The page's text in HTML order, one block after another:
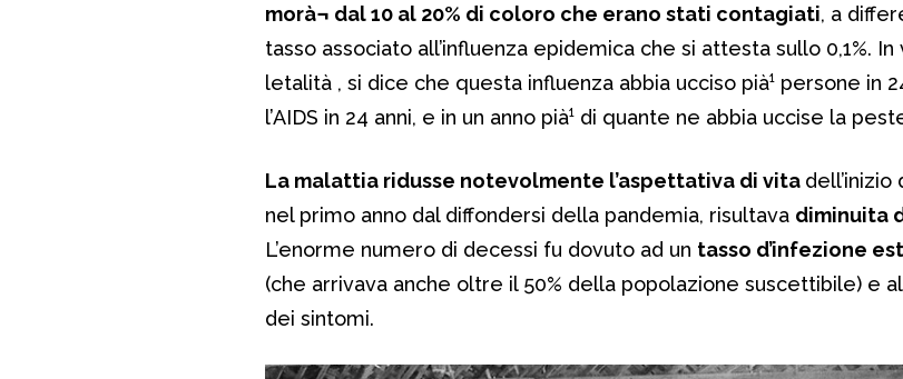
morà¬ dal 10 al 20% di coloro che erano stati contagiati, a
tasso associato all’influenza epidemica che si attesta sullo 0,1%. In
letalità , si dice che questa influenza abbia ucciso pià¹ persone in
l’AIDS in 24 anni, e in un anno pià¹ di quante ne abbia uccise la
La malattia ridusse notevolmente l’aspettativa di vita dell’inizio
nel primo anno dal diffondersi della pandemia, risultava diminuita
L’enorme numero di decessi fu dovuto ad un tasso d’infezione
(che arrivava anche oltre il 50% della popolazione suscettibile) e
dei sintomi.